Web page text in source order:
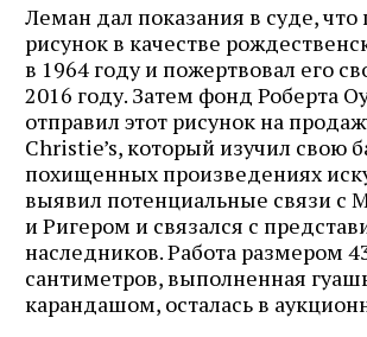
Леман дал показания в суде, что
рисунок в качестве
в 1964 году и пожертвовал его
2016 году. Затем фонд Роберта
отправил этот рисунок на
Christie’s, который изучил свою
похищенных произведениях
выявил потенциальные связи с
и Ригером и связался с
наследников. Работа размером
сантиметров, выполненная
карандашом, осталась в